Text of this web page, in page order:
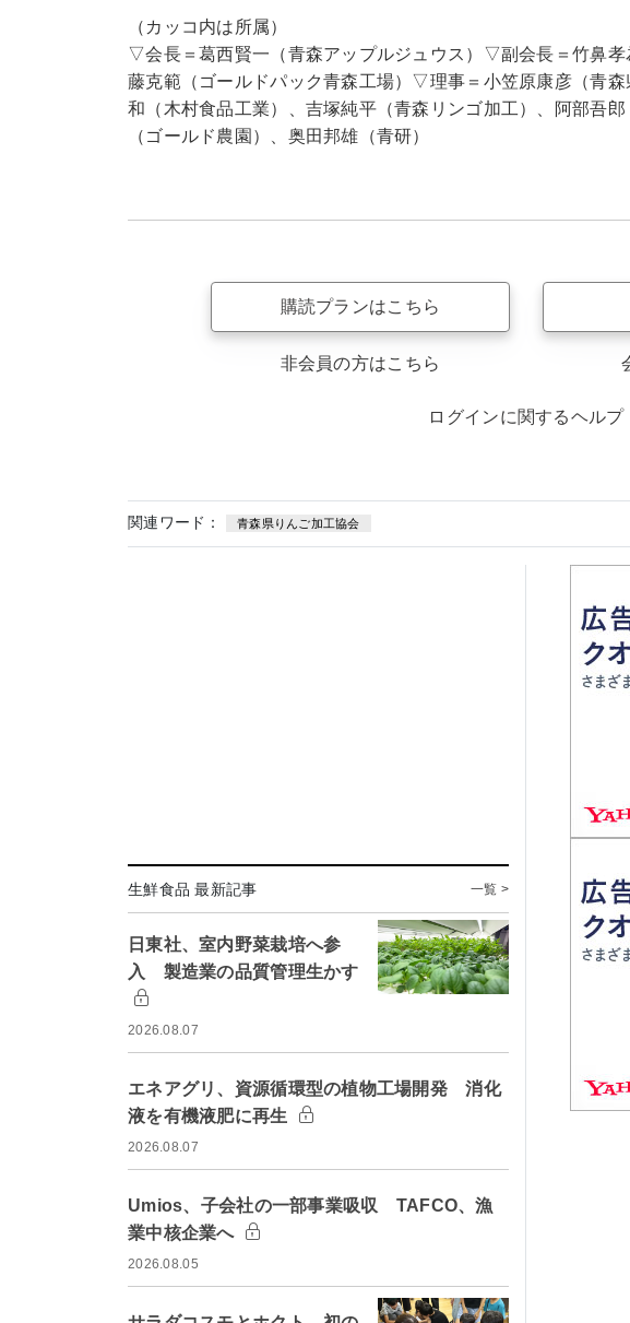
（カッコ内は所属）
▽会長＝葛西賢一（青森アップルジュウス）▽副会長＝竹鼻孝
藤克範（ゴールドパック青森工場）▽理事＝小笠原康彦（青
和（木村食品工業）、吉塚純平（青森リンゴ加工）、阿部吾
（ゴールド農園）、奥田邦雄（青研）
購読プランはこちら
非会員の方はこちら
ログインに関するヘルプ
関連ワード： 青森県りんご加工協会
生鮮食品 最新記事 一覧 >
日東社、室内野菜栽培へ参
入 製造業の品質管理生かす
2026.08.07
エネアグリ、資源循環型の植物工場開発 消化
液を有機液肥に再生
2026.08.07
Umios、子会社の一部事業吸収 TAFCO、漁
業中核企業へ
2026.08.05